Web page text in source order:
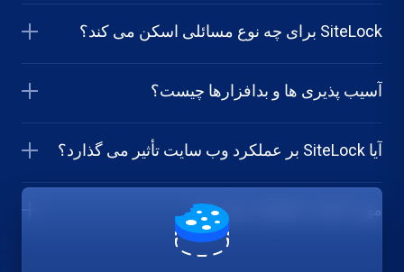
SiteLock برای چه نوع مسائلی اسکن می کند؟
آسیب پذیری ها و بدافزارها چیست؟
آیا SiteLock بر عملکرد وب سایت تأثیر می گذارد؟
مهر اعتماد سایتلوک چیست؟